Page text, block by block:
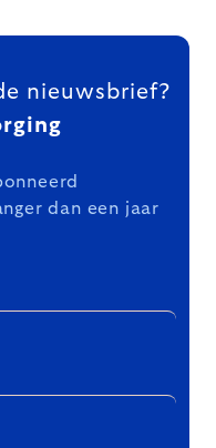
nieuwsbrief?
dan een jaar